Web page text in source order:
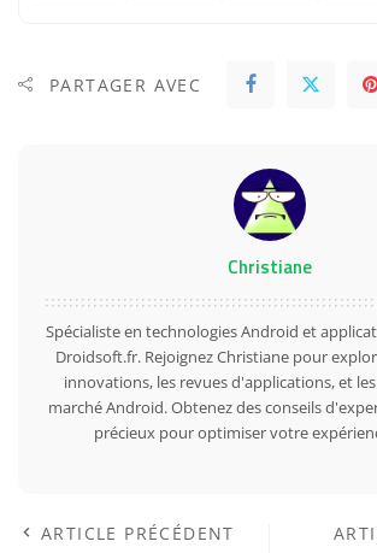
PARTAGER AVEC
Christiane
Spécialiste en technologies Android et
Droidsoft.fr. Rejoignez Christiane pour
innovations, les revues d'applications, et
marché Android. Obtenez des conseils
précieux pour optimiser votre
ARTICLE PRÉCÉDENT